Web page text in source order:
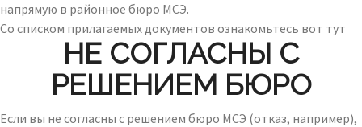
напрямую в районное бюро МСЭ.
Со списком прилагаемых документов ознакомьтесь вот тут
НЕ СОГЛАСНЫ С
РЕШЕНИЕМ БЮРО
Если вы не согласны с решением бюро МСЭ (отказ, например),